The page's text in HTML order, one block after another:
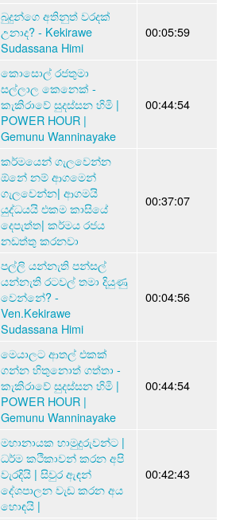
බුදුන්ගෙ අතිනුත් වරදක්
උනාද? - Kekirawe
Sudassana Himi
00:05:59
කොසොල් රජතුමා
සල්ලාල කෙනෙක් -
කැකිරාවේ සුදස්සන හිමි |
POWER HOUR |
Gemunu Wanninayake
00:44:54
කර්මයෙන් ගැලවෙන්න
ඕනේ නම් ආගමෙන්
ගැලවෙන්න| ආගමයි
යුද්ධයයි එකම කාසියේ
දෙපැත්ත| කර්මය රජය
නඩත්තු කරනවා
00:37:07
පල්ලි යන්නැති පන්සල්
යන්නැති රටවල් තමා දියුණු
වෙන්නේ? -
Ven.Kekirawe
Sudassana Himi
00:04:56
මෙයාලට ආතල් එකක්
ගන්න හිතුනොත් ගත්තා -
කැකිරාවේ සුදස්සන හිමි |
POWER HOUR |
Gemunu Wanninayake
00:44:54
මහානායක හාමුදුරුවන්ට |
ධර්ම කථිකාවන් කරන අපි
වැරදි‍යි | සිවුර ඇඳන්
දේශපාලන වැඩ කරන අය
හොඳයි |
00:42:43